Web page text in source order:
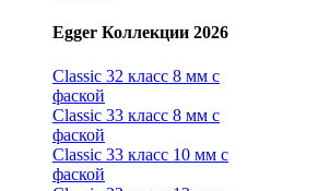
Egger Коллекции 2026
Classic 32 класс 8 мм с
фаской
Classic 33 класс 8 мм с
фаской
Classic 33 класс 10 мм с
фаской